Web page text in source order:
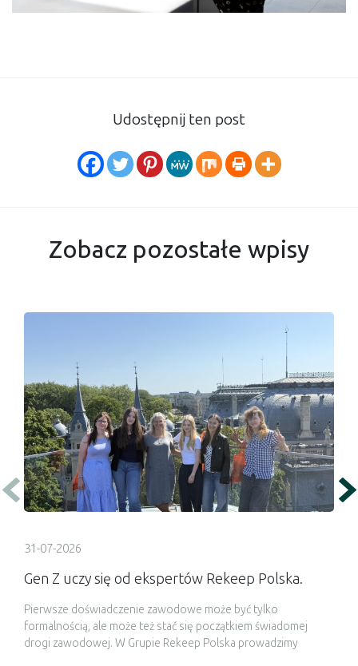
Udostępnij ten post
Zobacz pozostałe wpisy
31-07-2026
Gen Z uczy się od ekspertów Rekeep Polska.
Pierwsze doświadczenie zawodowe może być tylko
formalnością, ale może też stać się początkiem świadomej
drogi zawodowej. W Grupie Rekeep Polska prowadzimy